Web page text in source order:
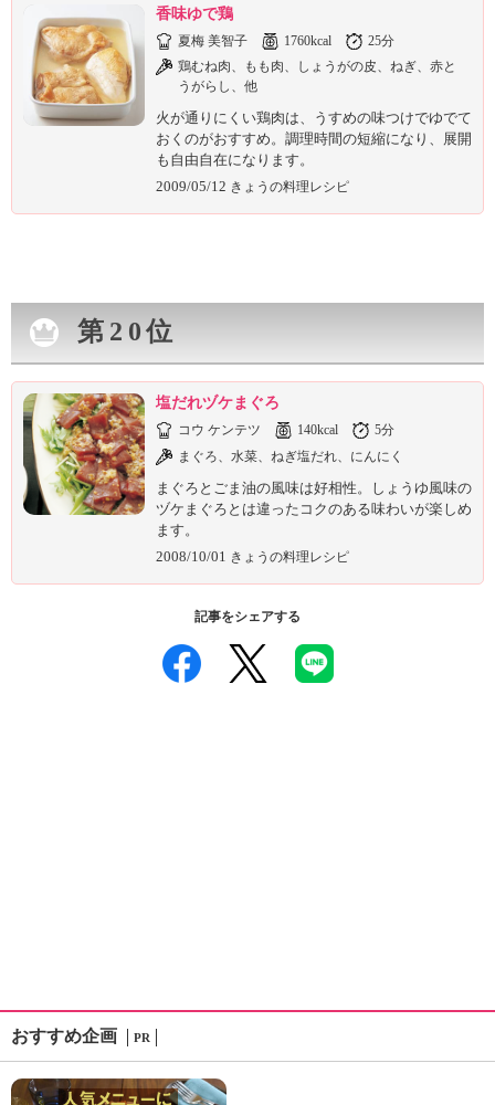
香味ゆで鶏
夏梅 美智子 1760kcal
25分
鶏むね肉、もも肉、しょうがの皮、ねぎ、赤と
うがらし、他
火が通りにくい鶏肉は、うすめの味つけでゆでて
おくのがおすすめ。調理時間の短縮になり、展開
も自由自在になります。
2009/05/12 きょうの料理レシピ
第20位
塩だれヅケまぐろ
コウ ケンテツ 140kcal
5分
まぐろ、水菜、ねぎ塩だれ、にんにく
まぐろとごま油の風味は好相性。しょうゆ風味の
ヅケまぐろとは違ったコクのある味わいが楽しめ
ます。
2008/10/01 きょうの料理レシピ
記事をシェアする
おすすめ企画 PR